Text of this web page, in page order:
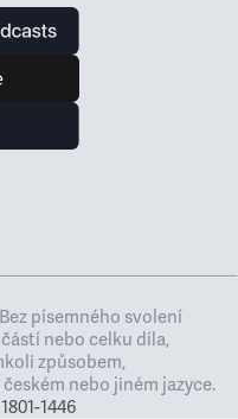
písemného svolení
nebo celku díla,
způsobem,
nebo jiném jazyce.
1446